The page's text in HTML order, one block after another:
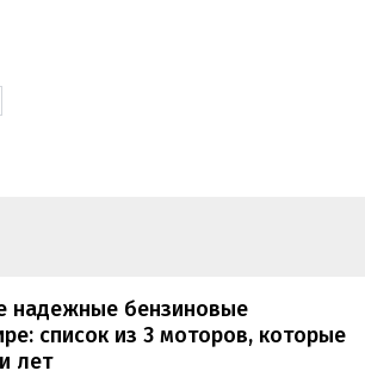
надежные бензиновые
список из 3 моторов, которые
лет